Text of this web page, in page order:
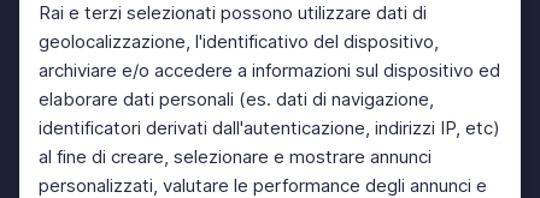
Rai e terzi selezionati possono utilizzare dati di
geolocalizzazione, l'identificativo del dispositivo,
archiviare e/o accedere a informazioni sul dispositivo ed
elaborare dati personali (es. dati di navigazione,
identificatori derivati dall'autenticazione, indirizzi IP, etc)
al fine di creare, selezionare e mostrare annunci
personalizzati, valutare le performance degli annunci e